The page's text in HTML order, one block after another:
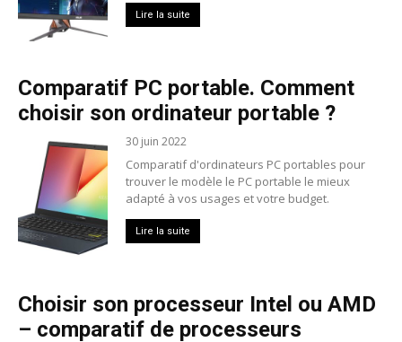
Lire la suite
Comparatif PC portable. Comment
choisir son ordinateur portable ?
30 juin 2022
Comparatif d'ordinateurs PC portables pour
trouver le modèle le PC portable le mieux
adapté à vos usages et votre budget.
Lire la suite
Choisir son processeur Intel ou AMD
– comparatif de processeurs